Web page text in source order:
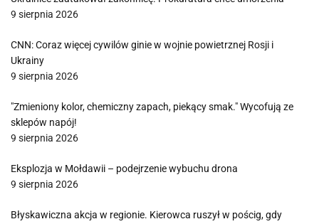
9 sierpnia 2026
CNN: Coraz więcej cywilów ginie w wojnie powietrznej Rosji i
Ukrainy
9 sierpnia 2026
"Zmieniony kolor, chemiczny zapach, piekący smak." Wycofują ze
sklepów napój!
9 sierpnia 2026
Eksplozja w Mołdawii – podejrzenie wybuchu drona
9 sierpnia 2026
Błyskawiczna akcja w regionie. Kierowca ruszył w pościg, gdy